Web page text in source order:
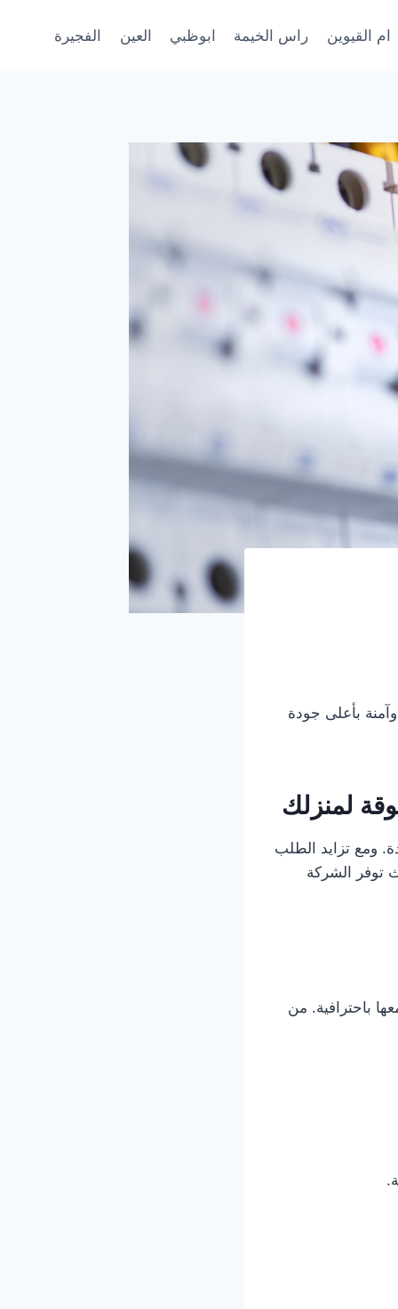
ام القيوين راس الخيمة ابوظبي العين الفجيرة
بأعلى جودة
لمنزلك
ومع تزايد الطلب
توفر الشركة
باحترافية. من